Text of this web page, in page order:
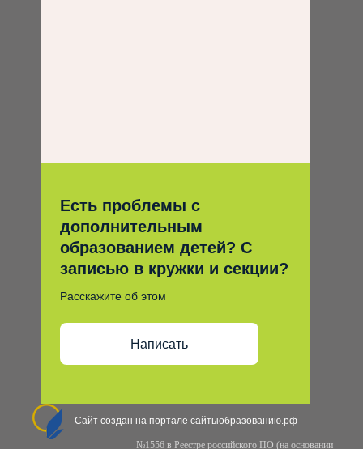
Есть проблемы с
дополнительным
образованием детей? С
записью в кружки и секции?
Расскажите об этом
Написать
Сайт создан на портале сайтыобразованию.рф
№1556 в Реестре российского ПО (на основании